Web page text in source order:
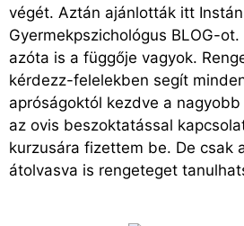
végét. Aztán ajánlották itt
Gyermekpszichológus BLOG-
azóta is a függője vagyok.
kérdezz-felelekben segít
apróságoktól kezdve a
az ovis beszoktatással
kurzusára fizettem be. De csak
átolvasva is rengeteget